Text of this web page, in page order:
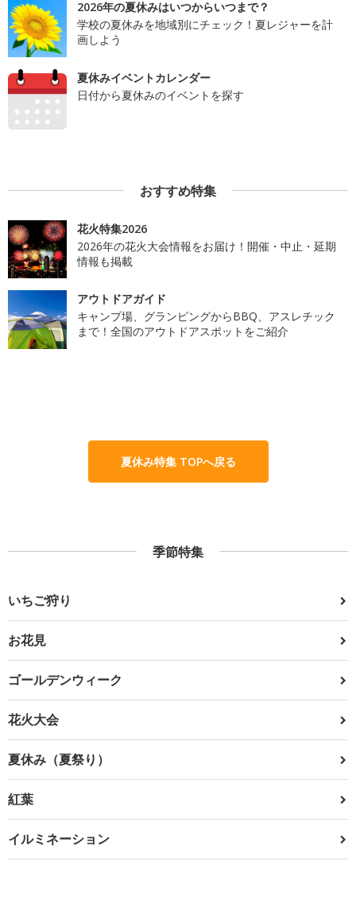
2026年の夏休みはいつからいつまで？
学校の夏休みを地域別にチェック！夏レジャーを計
画しよう
夏休みイベントカレンダー
日付から夏休みのイベントを探す
おすすめ特集
花火特集2026
2026年の花火大会情報をお届け！開催・中止・延期
情報も掲載
アウトドアガイド
キャンプ場、グランピングからBBQ、アスレチック
まで！全国のアウトドアスポットをご紹介
夏休み特集 TOPへ戻る
季節特集
いちご狩り
お花見
ゴールデンウィーク
花火大会
夏休み（夏祭り）
紅葉
イルミネーション